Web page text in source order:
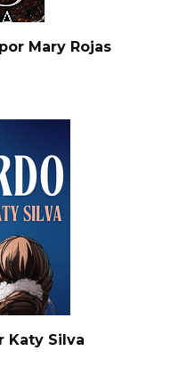
Mary Rojas
Katy Silva